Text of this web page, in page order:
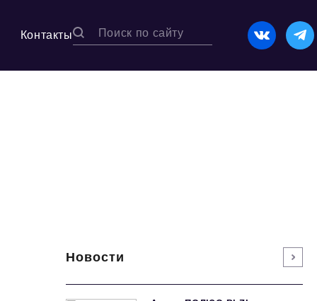
Контакты
Новости